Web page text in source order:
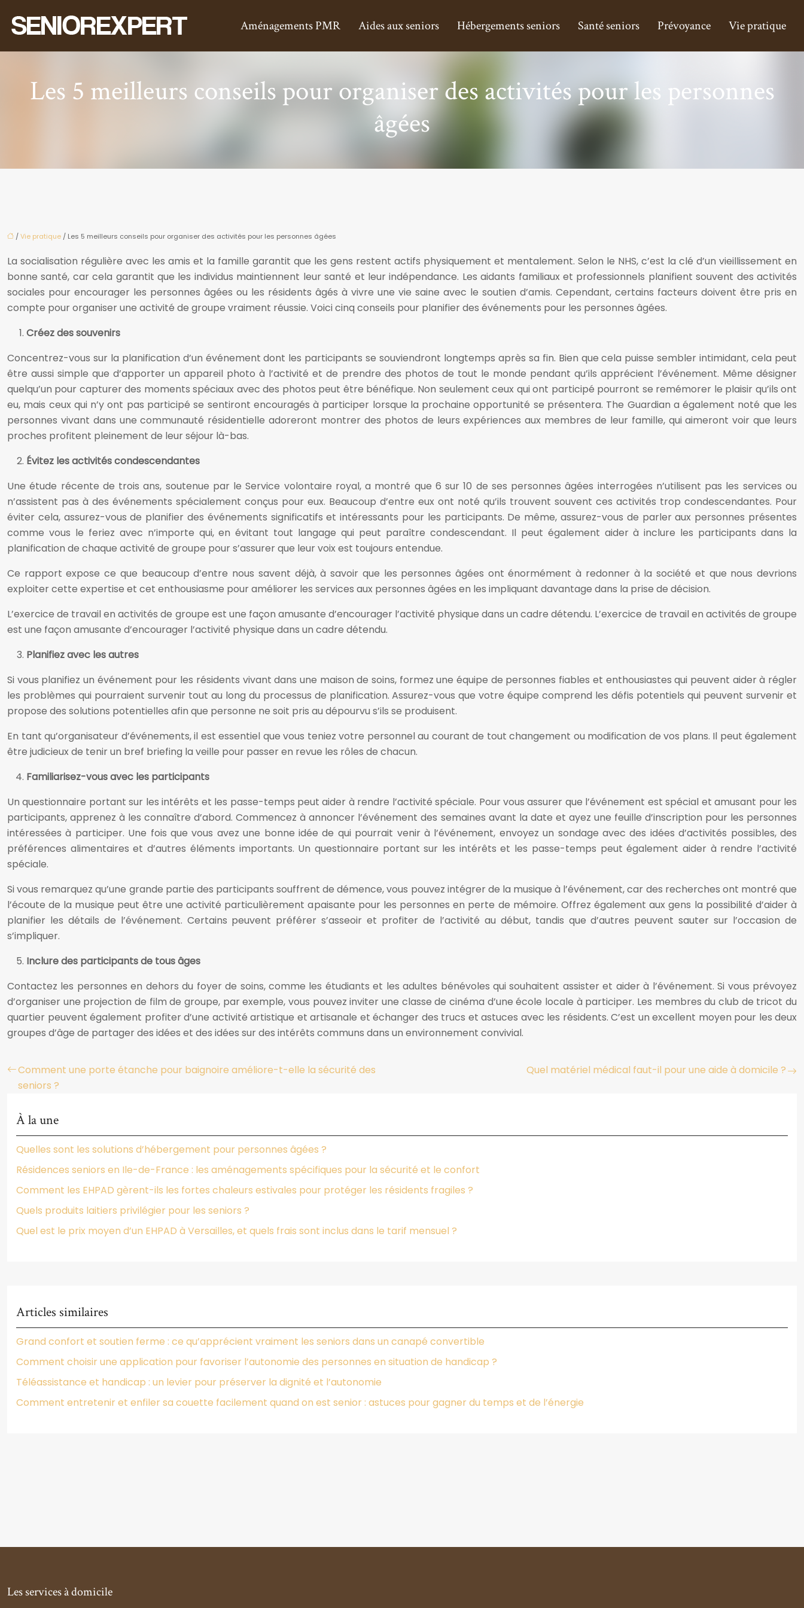
Aménagements PMR Aides aux seniors Hébergements seniors Santé seniors Prévoyance Vie pratique
Les 5 meilleurs conseils pour organiser des activités pour les personnes
âgées
/Vie pratique / Les 5 meilleurs conseils pour organiser des activités pour les personnes âgées
La socialisation régulière avec les amis et la famille garantit que les gens restent actifs physiquement et mentalement. Selon le NHS, c’est la clé d’un vieillissement en
bonne santé, car cela garantit que les individus maintiennent leur santé et leur indépendance. Les aidants familiaux et professionnels planifient souvent des activités
sociales pour encourager les personnes âgées ou les résidents âgés à vivre une vie saine avec le soutien d’amis. Cependant, certains facteurs doivent être pris en
compte pour organiser une activité de groupe vraiment réussie. Voici cinq conseils pour planifier des événements pour les personnes âgées.
Créez des souvenirs
Concentrez-vous sur la planification d’un événement dont les participants se souviendront longtemps après sa fin. Bien que cela puisse sembler intimidant, cela peut
être aussi simple que d’apporter un appareil photo à l’activité et de prendre des photos de tout le monde pendant qu’ils apprécient l’événement. Même désigner
quelqu’un pour capturer des moments spéciaux avec des photos peut être bénéfique. Non seulement ceux qui ont participé pourront se remémorer le plaisir qu’ils ont
eu, mais ceux qui n’y ont pas participé se sentiront encouragés à participer lorsque la prochaine opportunité se présentera. The Guardian a également noté que les
personnes vivant dans une communauté résidentielle adoreront montrer des photos de leurs expériences aux membres de leur famille, qui aimeront voir que leurs
proches profitent pleinement de leur séjour là-bas.
Évitez les activités condescendantes
Une étude récente de trois ans, soutenue par le Service volontaire royal, a montré que 6 sur 10 de ses personnes âgées interrogées n’utilisent pas les services ou
n’assistent pas à des événements spécialement conçus pour eux. Beaucoup d’entre eux ont noté qu’ils trouvent souvent ces activités trop condescendantes. Pour
éviter cela, assurez-vous de planifier des événements significatifs et intéressants pour les participants. De même, assurez-vous de parler aux personnes présentes
comme vous le feriez avec n’importe qui, en évitant tout langage qui peut paraître condescendant. Il peut également aider à inclure les participants dans la
planification de chaque activité de groupe pour s’assurer que leur voix est toujours entendue.
Ce rapport expose ce que beaucoup d’entre nous savent déjà, à savoir que les personnes âgées ont énormément à redonner à la société et que nous devrions
exploiter cette expertise et cet enthousiasme pour améliorer les services aux personnes âgées en les impliquant davantage dans la prise de décision.
L’exercice de travail en activités de groupe est une façon amusante d’encourager l’activité physique dans un cadre détendu. L’exercice de travail en activités de groupe
est une façon amusante d’encourager l’activité physique dans un cadre détendu.
Planifiez avec les autres
Si vous planifiez un événement pour les résidents vivant dans une maison de soins, formez une équipe de personnes fiables et enthousiastes qui peuvent aider à régler
les problèmes qui pourraient survenir tout au long du processus de planification. Assurez-vous que votre équipe comprend les défis potentiels qui peuvent survenir et
propose des solutions potentielles afin que personne ne soit pris au dépourvu s’ils se produisent.
En tant qu’organisateur d’événements, il est essentiel que vous teniez votre personnel au courant de tout changement ou modification de vos plans. Il peut également
être judicieux de tenir un bref briefing la veille pour passer en revue les rôles de chacun.
Familiarisez-vous avec les participants
Un questionnaire portant sur les intérêts et les passe-temps peut aider à rendre l’activité spéciale. Pour vous assurer que l’événement est spécial et amusant pour les
participants, apprenez à les connaître d’abord. Commencez à annoncer l’événement des semaines avant la date et ayez une feuille d’inscription pour les personnes
intéressées à participer. Une fois que vous avez une bonne idée de qui pourrait venir à l’événement, envoyez un sondage avec des idées d’activités possibles, des
préférences alimentaires et d’autres éléments importants. Un questionnaire portant sur les intérêts et les passe-temps peut également aider à rendre l’activité
spéciale.
Si vous remarquez qu’une grande partie des participants souffrent de démence, vous pouvez intégrer de la musique à l’événement, car des recherches ont montré que
l’écoute de la musique peut être une activité particulièrement apaisante pour les personnes en perte de mémoire. Offrez également aux gens la possibilité d’aider à
planifier les détails de l’événement. Certains peuvent préférer s’asseoir et profiter de l’activité au début, tandis que d’autres peuvent sauter sur l’occasion de
s’impliquer.
Inclure des participants de tous âges
Contactez les personnes en dehors du foyer de soins, comme les étudiants et les adultes bénévoles qui souhaitent assister et aider à l’événement. Si vous prévoyez
d’organiser une projection de film de groupe, par exemple, vous pouvez inviter une classe de cinéma d’une école locale à participer. Les membres du club de tricot du
quartier peuvent également profiter d’une activité artistique et artisanale et échanger des trucs et astuces avec les résidents. C’est un excellent moyen pour les deux
groupes d’âge de partager des idées et des idées sur des intérêts communs dans un environnement convivial.
Comment une porte étanche pour baignoire améliore-t-elle la sécurité des
seniors ?
Quel matériel médical faut-il pour une aide à domicile ?
À la une
Quelles sont les solutions d’hébergement pour personnes âgées ?
Résidences seniors en Ile-de-France : les aménagements spécifiques pour la sécurité et le confort
Comment les EHPAD gèrent-ils les fortes chaleurs estivales pour protéger les résidents fragiles ?
Quels produits laitiers privilégier pour les seniors ?
Quel est le prix moyen d’un EHPAD à Versailles, et quels frais sont inclus dans le tarif mensuel ?
Articles similaires
Grand confort et soutien ferme : ce qu’apprécient vraiment les seniors dans un canapé convertible
Comment choisir une application pour favoriser l’autonomie des personnes en situation de handicap ?
Téléassistance et handicap : un levier pour préserver la dignité et l’autonomie
Comment entretenir et enfiler sa couette facilement quand on est senior : astuces pour gagner du temps et de l’énergie
Les services à domicile